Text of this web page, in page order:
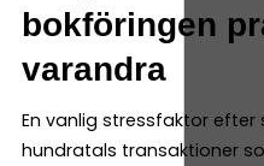
bokföringen
varandra
En vanlig stressfaktor
hundratals transaktioner